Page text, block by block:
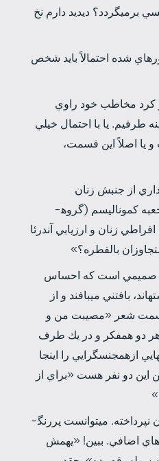
برمي­گردد؟ ديديد دارم نخ
شده احتمالاً بايد شخص
كرد مخاطب خود راوي
طرفيم. يا با احتمال خيلي
يا اصلاً اين قسمت،
از جنبش زنان
فمينيست حرف مي­زني. راجع­به كموناليسم (گروه­
زنان و ارزيابي آندرئا
بالفطره؟»
و صميمي است كه احساس
بافتني مي­بافند و از
قسمت شعر «مصيبت من و
دو همفكر و در يك طرف
ازهمجنس­گرايي را اينجا
اين دو نفر هست «براي از
بارت: اوه! بله ولي زياد به آن نپرداخته. مي­توانست پررنگ­
اضافي. ببين! «يه­مش